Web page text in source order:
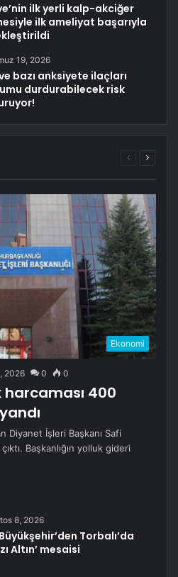
ilk yerli kalp-akciğer
ilk ameliyat başarıyla
19, 2026
bazı anksiyete ilaçları
durdurabilecek risk
ÖncekiSonraki
Ekonomi
2026 0 0
harcaması 400
Diyanet İşleri Başkanı Safi
Başkanlığın yolluk gideri
8, 2026
Torbalı’da
Altın’ mesaisi